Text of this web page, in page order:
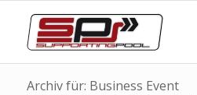
Archiv für: Business Event